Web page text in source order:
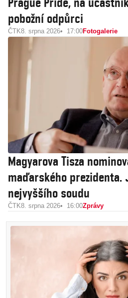
pobožní odpůrci
ČTK8. srpna 2026 17:00Fotogalerie
Magyarova Tisza
maďarského prezidenta.
nejvyššího soudu
ČTK8. srpna 2026 16:00Zprávy